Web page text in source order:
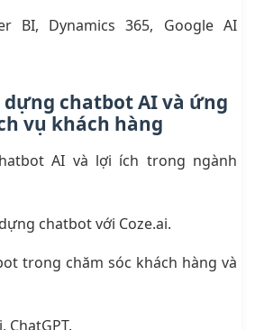
BI, Dynamics 365, Google AI
dựng chatbot AI và ứng
vụ khách hàng
AI và lợi ích trong ngành
chatbot với Coze.ai.
trong chăm sóc khách hàng và
ChatGPT.